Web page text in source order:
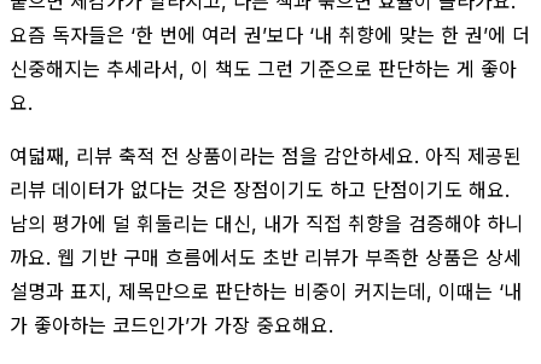
요즘 독자들은 ‘한 번에 여러 권’보다 ‘내 취향에 맞는 한 권’에 더
신중해지는 추세라서, 이 책도 그런 기준으로 판단하는 게 좋아
요.
여덟째, 리뷰 축적 전 상품이라는 점을 감안하세요. 아직 제공된
리뷰 데이터가 없다는 것은 장점이기도 하고 단점이기도 해요.
남의 평가에 덜 휘둘리는 대신, 내가 직접 취향을 검증해야 하니
까요. 웹 기반 구매 흐름에서도 초반 리뷰가 부족한 상품은 상세
설명과 표지, 제목만으로 판단하는 비중이 커지는데, 이때는 ‘내
가 좋아하는 코드인가’가 가장 중요해요.